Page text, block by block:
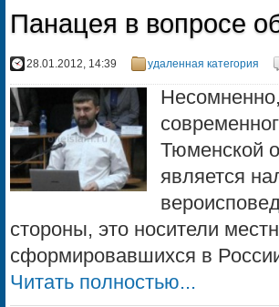
Панацея в вопросе
28.01.2012, 14:39 удаленная категория
Тюменской
является
стороны, это носители
сформировавшихся в
Читать полностью...